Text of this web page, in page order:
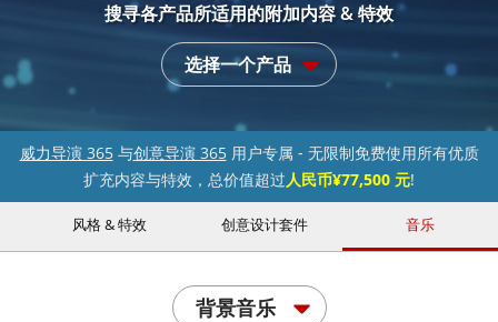
搜寻各产品所适用的附加内容 & 特效
选择一个产品
威力导演 365与创意导演 365用户专属 - 无限制免费使用所有优质
扩充内容与特效，总价值超过人民币¥77,500 元!
风格 & 特效 创意设计套件 音乐
背景音乐